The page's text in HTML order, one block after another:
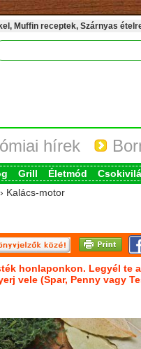
Muffin receptek, Szárnyas
hírek
Grill Életmód
Kalács-motor
honlaponkon. Legyél te
vele (Spar, Penny vagy